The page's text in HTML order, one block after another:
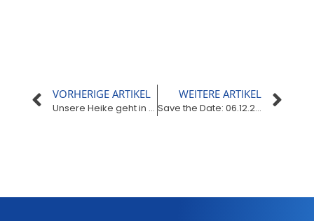
VORHERIGE ARTIKEL
Unsere Heike geht in den wohlverdienten Ruhestand
WEITERE ARTIKEL
Save the Date: 06.12.2023 Hygiene Club